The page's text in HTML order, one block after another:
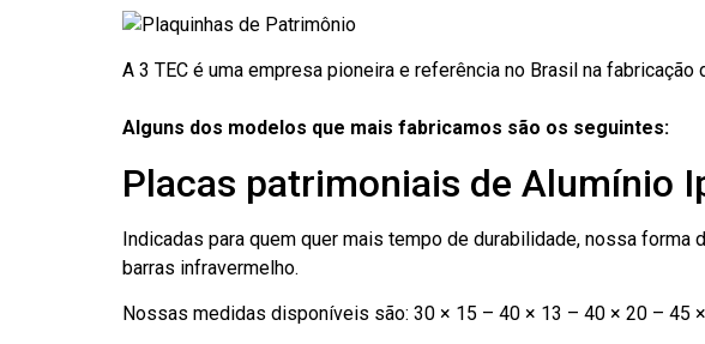
A 3 TEC é uma empresa pioneira e referência no Brasil na
Alguns dos modelos que mais fabricamos são os seguintes:
Placas patrimoniais de Alumínio
Indicadas para quem quer mais tempo de durabilidade, nossa
barras infravermelho.
Nossas medidas disponíveis são: 30 × 15 – 40 × 13 – 40 × 20 – 45